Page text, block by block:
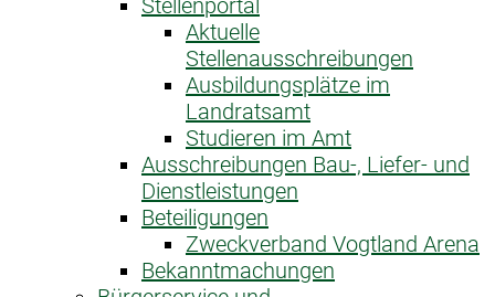
Stellenportal
Aktuelle
Stellenausschreibungen
Ausbildungsplätze im
Landratsamt
Studieren im Amt
Ausschreibungen Bau-, Liefer- und
Dienstleistungen
Beteiligungen
Zweckverband Vogtland Arena
Bekanntmachungen